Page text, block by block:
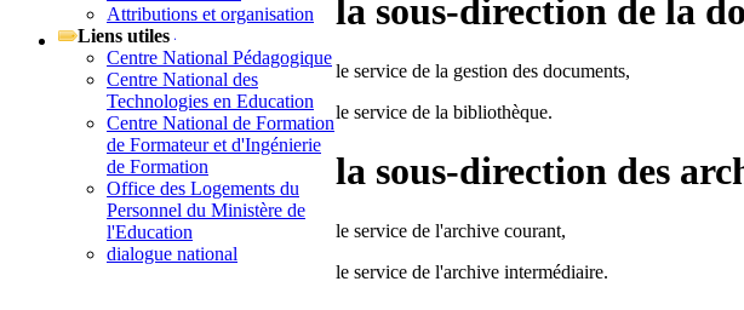
Attributions et organisation
Liens utiles
Centre National Pédagogique
Centre National des
Technologies en Education
Centre National de Formation
de Formateur et d'Ingénierie
de Formation
Office des Logements du
Personnel du Ministère de
l'Education
dialogue national
la sous-direction de la
le service de la gestion des documents,
le service de la bibliothèque.
la sous-direction des
le service de l'archive courant,
le service de l'archive intermédiaire.